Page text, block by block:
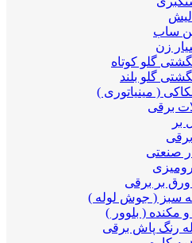
ساب
زن
گلو کوتاه
گلو بلند
( مینیاتوری )
برقی
بر
صنعتی
بر برقی
سبز ( جوش لوله )
مکنده ( بلوور )
رنگ پاش برقی